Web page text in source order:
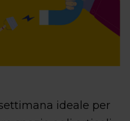
ideale per